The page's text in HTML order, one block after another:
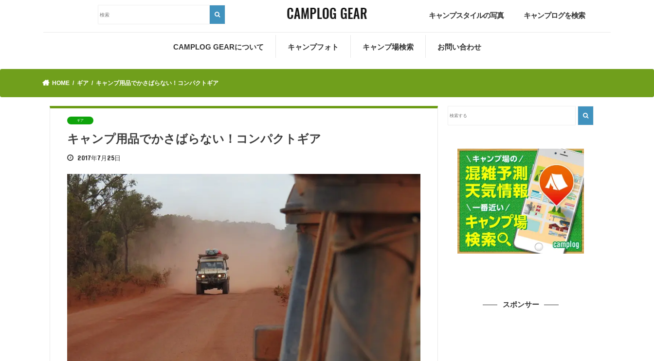
キャンプスタイルの写真 キャンプログを検索
CAMPLOG GEARについて キャンプフォト キャンプ場検索 お問い合わせ
HOME ギア キャンプ用品でかさばらない！コンパクトギア
ギア
キャンプ用品でかさばらない！コンパクトギア
2017年7月25日
スポンサー